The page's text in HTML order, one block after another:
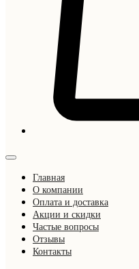
Главная
О компании
Оплата и доставка
Акции и скидки
Частые вопросы
Отзывы
Контакты